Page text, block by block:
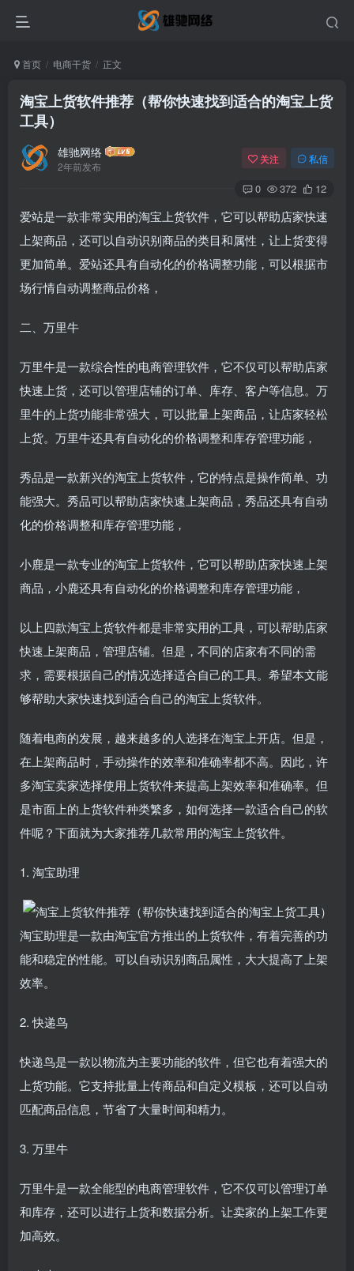
首页 电商干货 正文
淘宝上货软件推荐（帮你快速找到适合的淘宝上货
工具）
雄驰网络
2年前发布
关注 私信
0 372 12
爱站是一款非常实用的淘宝上货软件，它可以帮助店家快速
上架商品，还可以自动识别商品的类目和属性，让上货变得
更加简单。爱站还具有自动化的价格调整功能，可以根据市
场行情自动调整商品价格，
二、万里牛
万里牛是一款综合性的电商管理软件，它不仅可以帮助店家
快速上货，还可以管理店铺的订单、库存、客户等信息。万
里牛的上货功能非常强大，可以批量上架商品，让店家轻松
上货。万里牛还具有自动化的价格调整和库存管理功能，
秀品是一款新兴的淘宝上货软件，它的特点是操作简单、功
能强大。秀品可以帮助店家快速上架商品，秀品还具有自动
化的价格调整和库存管理功能，
小鹿是一款专业的淘宝上货软件，它可以帮助店家快速上架
商品，小鹿还具有自动化的价格调整和库存管理功能，
以上四款淘宝上货软件都是非常实用的工具，可以帮助店家
快速上架商品，管理店铺。但是，不同的店家有不同的需
求，需要根据自己的情况选择适合自己的工具。希望本文能
够帮助大家快速找到适合自己的淘宝上货软件。
随着电商的发展，越来越多的人选择在淘宝上开店。但是，
在上架商品时，手动操作的效率和准确率都不高。因此，许
多淘宝卖家选择使用上货软件来提高上架效率和准确率。但
是市面上的上货软件种类繁多，如何选择一款适合自己的软
件呢？下面就为大家推荐几款常用的淘宝上货软件。
1. 淘宝助理
淘宝助理是一款由淘宝官方推出的上货软件，有着完善的功
能和稳定的性能。可以自动识别商品属性，大大提高了上架
效率。
2. 快递鸟
快递鸟是一款以物流为主要功能的软件，但它也有着强大的
上货功能。它支持批量上传商品和自定义模板，还可以自动
匹配商品信息，节省了大量时间和精力。
3. 万里牛
万里牛是一款全能型的电商管理软件，它不仅可以管理订单
和库存，还可以进行上货和数据分析。让卖家的上架工作更
加高效。